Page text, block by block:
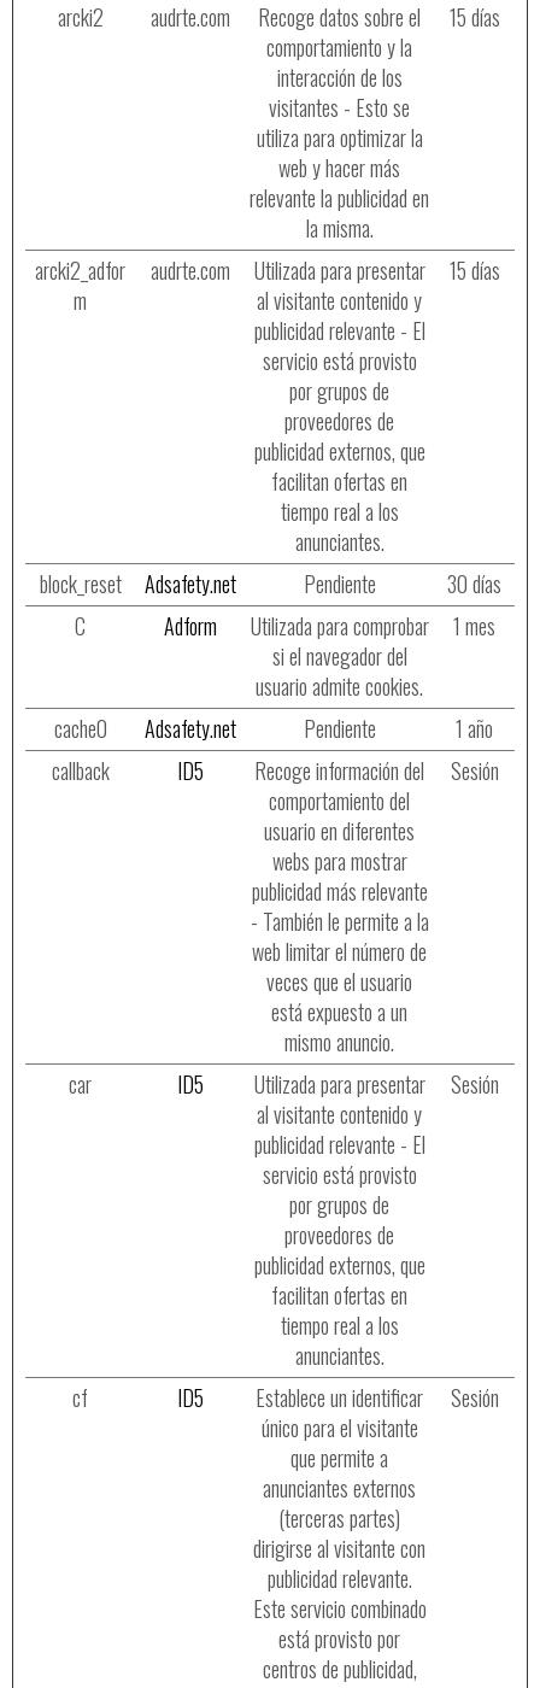
arcki2 audrte.com
Recoge datos sobre el
comportamiento y la
interacción de los
visitantes - Esto se
utiliza para optimizar la
web y hacer más
relevante la publicidad en
la misma.
15 días
arcki2_adfor
m
audrte.com
Utilizada para presentar
al visitante contenido y
publicidad relevante - El
servicio está provisto
por grupos de
proveedores de
publicidad externos, que
facilitan ofertas en
tiempo real a los
anunciantes.
15 días
block_reset Adsafety.net Pendiente
30 días
C
Adform
Utilizada para comprobar
si el navegador del
usuario admite cookies.
1 mes
cache0 Adsafety.net Pendiente
1 año
callback
ID5
Recoge información del
comportamiento del
usuario en diferentes
webs para mostrar
publicidad más relevante
- También le permite a la
web limitar el número de
veces que el usuario
está expuesto a un
mismo anuncio.
Sesión
car ID5
Utilizada para presentar
al visitante contenido y
publicidad relevante - El
servicio está provisto
por grupos de
proveedores de
publicidad externos, que
facilitan ofertas en
tiempo real a los
anunciantes.
Sesión
cf ID5
Establece un identificar
único para el visitante
que permite a
anunciantes externos
(terceras partes)
dirigirse al visitante con
publicidad relevante.
Este servicio combinado
está provisto por
centros de publicidad,
Sesión